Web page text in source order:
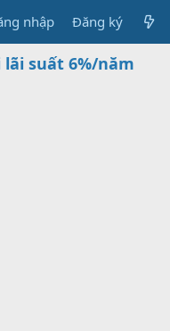
nhập Đăng ký
suất 6%/năm